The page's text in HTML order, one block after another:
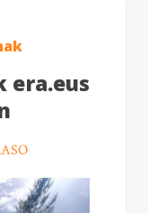
era.eus